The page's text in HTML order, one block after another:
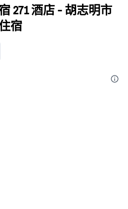
271 酒店 - 胡志明市
宿